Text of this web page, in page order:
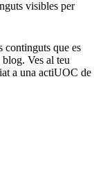
visibles per
continguts que es
Ves al teu
a una actiUOC de